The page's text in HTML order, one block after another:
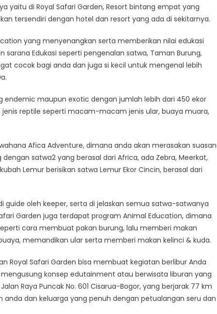
yaitu di Royal Safari Garden, Resort bintang empat yang
tersendiri dengan hotel dan resort yang ada di sekitarnya.
yang menyenangkan serta memberikan nilai edukasi
sarana Edukasi seperti pengenalan satwa, Taman Burung,
cocok bagi anda dan juga si kecil untuk mengenal lebih
endemic maupun exotic dengan jumlah lebih dari 450 ekor
jenis reptile seperti macam-macam jenis ular, buaya muara,
Afica Adventure, dimana anda akan merasakan
satwa2 yang berasal dari Africa, ada Zebra, Meerkat,
Lemur berisikan satwa Lemur Ekor Cincin, berasal dari
oleh keeper, serta di jelaskan semua satwa-satwanya
Garden juga terdapat program Animal Education, dimana
cara membuat pakan burung, lalu memberi makan
memandikan ular serta memberi makan kelinci & kuda.
Royal Safari Garden bisa membuat kegiatan berlibur Anda
konsep edutainment atau berwisata liburan yang
Raya Puncak No. 601 Cisarua-Bogor, yang berjarak 77 km
anda dan keluarga yang penuh dengan petualangan seru dan